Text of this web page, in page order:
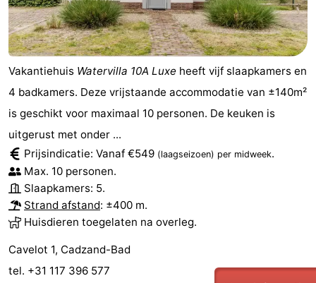
Vakantiehuis Watervilla 10A Luxe heeft vijf slaapkamers en
4 badkamers. Deze vrijstaande accommodatie van ±140m²
is geschikt voor maximaal 10 personen. De keuken is
uitgerust met onder ...
Prijsindicatie: Vanaf €549 (laagseizoen) per midweek.
Max. 10 personen.
Slaapkamers: 5.
Strand afstand: ±400 m.
Huisdieren toegelaten na overleg.
Cavelot 1, Cadzand-Bad
tel. +31 117 396 577